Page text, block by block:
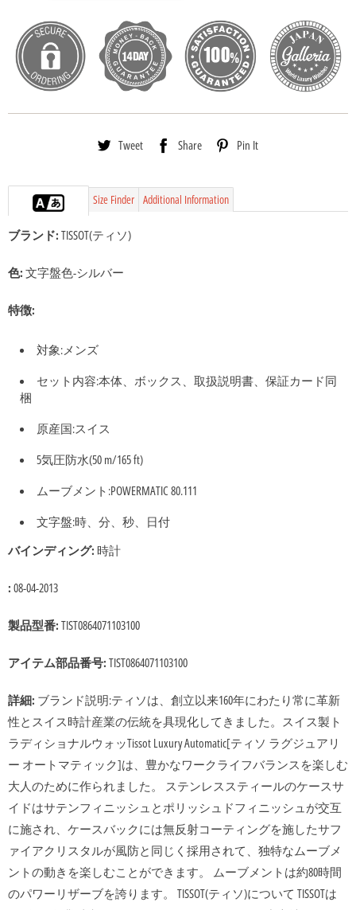
Tweet Share Pin It
Size Finder Additional Information
ブランド: TISSOT(ティソ)
色: 文字盤色-シルバー
特徴:
対象:メンズ
セット内容:本体、ボックス、取扱説明書、保証カード同
梱
原産国:スイス
5気圧防水(50 m/165 ft)
ムーブメント:POWERMATIC 80.111
文字盤:時、分、秒、日付
バインディング: 時計
: 08-04-2013
製品型番: TIST0864071103100
アイテム部品番号: TIST0864071103100
詳細: ブランド説明:ティソは、創立以来160年にわたり常に革新
性とスイス時計産業の伝統を具現化してきました。スイス製ト
ラディショナルウォッTissot Luxury Automatic[ティソ ラグジュアリ
ー オートマティック]は、豊かなワークライフバランスを楽しむ
大人のために作られました。 ステンレススティールのケースサ
イドはサテンフィニッシュとポリッシュドフィニッシュが交互
に施され、ケースバックには無反射コーティングを施したサフ
ァイアクリスタルが風防と同じく採用されて、独特なムーブメ
ントの動きを楽しむことができます。 ムーブメントは約80時間
のパワーリザーブを誇ります。 TISSOT(ティソ)について TISSOTは